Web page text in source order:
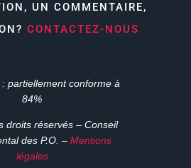
UN COMMENTAIRE,
CONTACTEZ-NOUS
partiellement conforme à
84%
droits réservés – Conseil
des P.O. – Mentions
légales